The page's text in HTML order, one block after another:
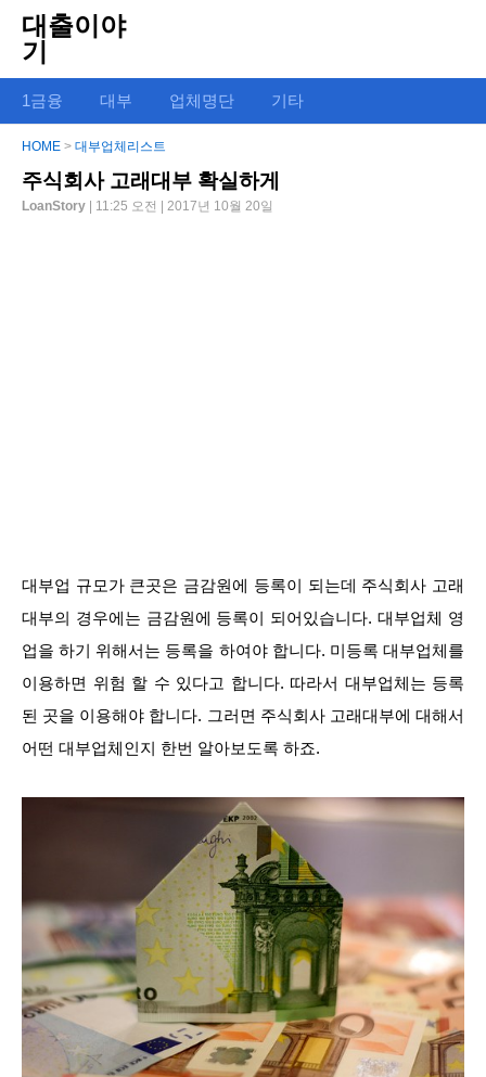
대출이야
기
1금융 대부 업체명단 기타
HOME > 대부업체리스트
주식회사 고래대부 확실하게
LoanStory | 11:25 오전 | 2017년 10월 20일
대부업 규모가 큰곳은 금감원에 등록이 되는데 주식회사 고래
대부의 경우에는 금감원에 등록이 되어있습니다. 대부업체 영
업을 하기 위해서는 등록을 하여야 합니다. 미등록 대부업체를
이용하면 위험 할 수 있다고 합니다. 따라서 대부업체는 등록
된 곳을 이용해야 합니다. 그러면 주식회사 고래대부에 대해서
어떤 대부업체인지 한번 알아보도록 하죠.